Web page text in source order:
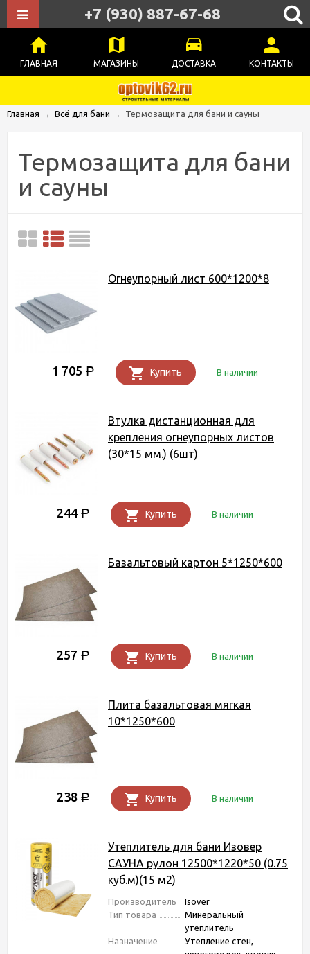
ГЛАВНАЯ МАГАЗИНЫ ДОСТАВКА КОНТАКТЫ
+7 (930) 887-67-68
Главная → Всё для бани → Термозащита для бани и сауны
Термозащита для бани
и сауны
Огнеупорный лист 600*1200*8
1 705 Р Купить В наличии
Втулка дистанционная для
крепления огнеупорных листов
(30*15 мм.) (6шт)
244 Р Купить В наличии
Базальтовый картон 5*1250*600
257 Р Купить В наличии
Плита базальтовая мягкая
10*1250*600
238 Р Купить В наличии
Утеплитель для бани Изовер
САУНА рулон 12500*1220*50 (0.75
куб.м)(15 м2)
Производитель
Isover
Тип товара
Минеральный
утеплитель
Назначение
Утепление стен,